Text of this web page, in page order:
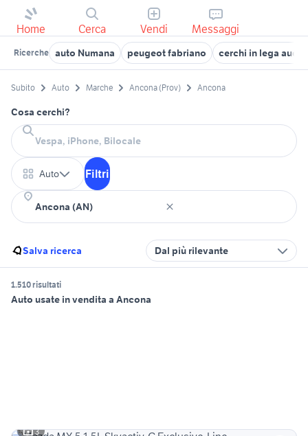
Home Cerca Vendi Messaggi
Ricerche auto Numana peugeot fabriano cerchi in lega audi
Subito Auto Marche Ancona (Prov) Ancona
Cosa cerchi?
Auto Filtri
Salva ricerca Dal più rilevante
1.510 risultati
Auto usate in vendita a Ancona
3